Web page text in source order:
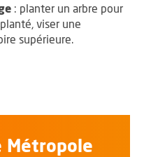
: planter un arbre pour
viser une
supérieure.
Métropole